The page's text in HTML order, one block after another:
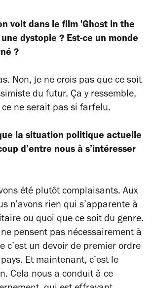
voit dans le film 'Ghost in the
dystopie ? Est-ce un monde
?
Non, je ne crois pas que ce soit
du futur. Ça y ressemble,
ne serait pas si farfelu.
la situation politique actuelle
d’entre nous à s’intéresser
été plutôt complaisants. Aux
n’avons rien qui s’apparente à
ou quoi que ce soit du genre.
pensent pas nécessairement à
c’est un devoir de premier ordre
Et maintenant, c’est le
Cela nous a conduit à ce